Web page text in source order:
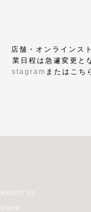
店舗・オンラインス
業日程は急遽変更と
stagram またはこち
ABOUT US
SHOP